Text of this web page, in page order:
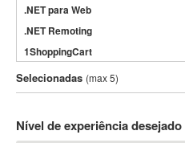
.NET para Web
.NET Remoting
1ShoppingCart
3DS Max
3GSM
802.11
Selecionadas (max 5)
Nível de experiência desejado